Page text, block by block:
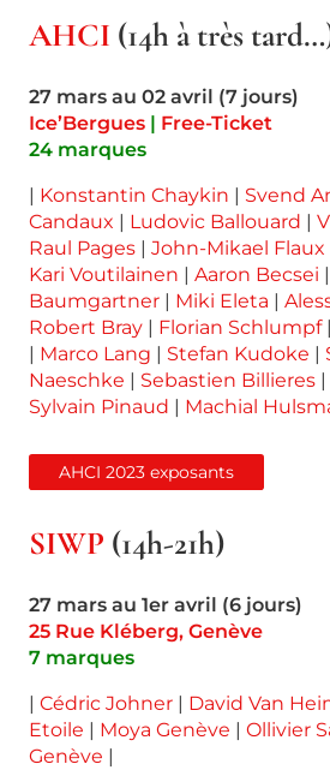
AHCI (14h à très
27 mars au 02 avril (7 jours)
Ice’Bergues | Free-Ticket
24 marques
| Konstantin Chaykin | Svend
Candaux | Ludovic Ballouard |
Raul Pages | John-Mikael Flaux
Kari Voutilainen | Aaron Becsei |
Baumgartner | Miki Eleta |
Robert Bray | Florian Schlumpf|
| Marco Lang | Stefan Kudoke |
Naeschke | Sebastien Billieres |
Sylvain Pinaud | Machial
AHCI 2023 exposants
SIWP (14h-21h)
27 mars au 1er avril (6 jours)
25 Rue Kléberg, Genève
7 marques
Cédric Johner David Van
Etoile
Moya Genève Ollivier
Genève